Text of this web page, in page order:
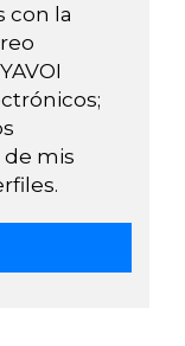
con la
de mis